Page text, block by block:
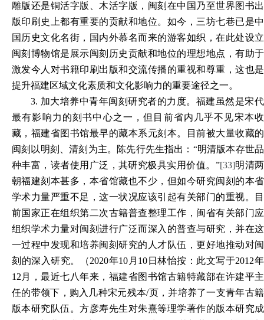
雕版还是铜活字版、木活字版，闽刻在中国乃至世界图书出
版印刷史上都有重要的贡献和地位。如今，三坊七巷已是中
国历史文化名街，国内外慕名而来的游客如织，在此处设立
闽刻博物馆是展示闽刻历史贡献和地位的理想地点，有助于
激发今人对书籍印刷出版和交流传播的重视和尊重，这也是
提升福建区域文化素质和文化影响力的重要途径之一。
3. 加大培养中青年闽刻研究者的力度。福建虽然是宋代
最有影响力的刻书中心之一，但目前省内几乎不见宋本收
藏，福建省图书馆最早的藏本系元刻本。目前被大量收藏的
闽刻以明刻、清刻为主。陈先行先生指出：“明清版本存世品
种丰富，读者使用广泛，其研究极具实用价值。”[33]明清两
朝福建刻本甚多，本省馆藏也不少，但如今研究闽刻的本省
学术力量严重不足，这一状况应该引起有关部门的重视。目
前国家正在组织第二次古籍普查整理工作，闽省有关部门应
组织学术力量对闽刻进行广泛而深入的普查与研究，并在这
一过程中发现和培养闽刻研究的人才队伍，更好地推动对闽
刻的深入研究。（2020年10月10日林怡按：此文写于2012年
12月，最近七八年来，福建省图书馆古籍特藏部在许建平主
任的带领下，购入几种宋元残本/页，并培养了一支青年古籍
版本研究队伍。方彦寿先生对朱熹等理学著作的版本研究成